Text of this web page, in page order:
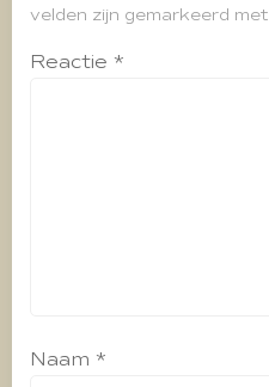
velden zijn gemarkeerd met
Reactie *
Naam *